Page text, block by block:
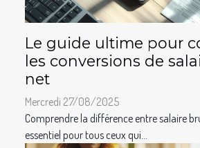
Le guide ultime pour
les conversions de
net
Mercredi 27/08/2025
Comprendre la différence entre salaire
essentiel pour tous ceux qui...